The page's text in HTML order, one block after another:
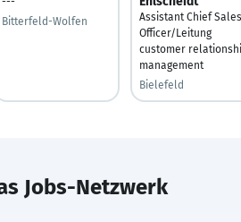
Bitterfeld-Wolfen
Assistant Chief Sales
Officer/Leitung
customer
management
Bielefeld
Jobs-Netzwerk